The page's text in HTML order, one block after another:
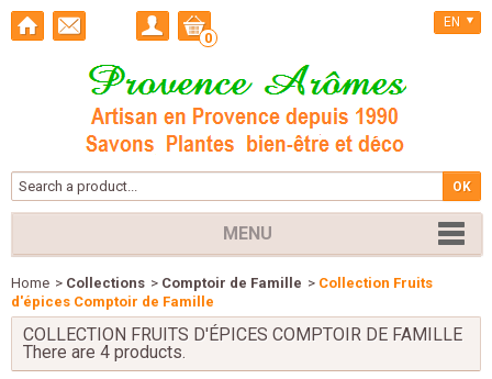
0
EN
MENU
Home > Collections > Comptoir de Famille > Collection Fruits
d'épices Comptoir de Famille
COLLECTION FRUITS D'ÉPICES COMPTOIR DE FAMILLE
There are 4 products.